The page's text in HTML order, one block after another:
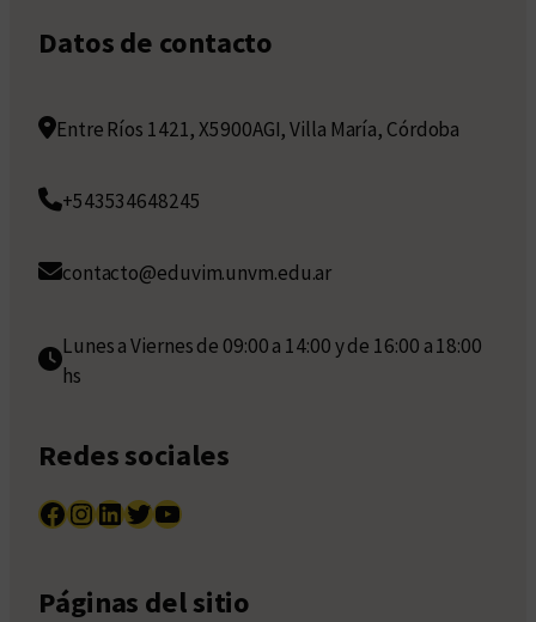
Datos de contacto
Entre Ríos 1421, X5900AGI, Villa María, Córdoba
+543534648245
contacto@eduvim.unvm.edu.ar
Lunes a Viernes de 09:00 a 14:00 y de 16:00 a 18:00
hs
Redes sociales
Facebook InstagramLinkedIn Twitter YouTube
Páginas del sitio